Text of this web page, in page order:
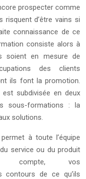
prospecter comme
d’être vains si
connaissance de ce
consiste alors à
soient en mesure de
des clients
ils font la promotion.
subdivisée en deux
sous-formations : la
solutions.
à toute l’équipe
service ou du produit
vos
contours de ce qu’ils